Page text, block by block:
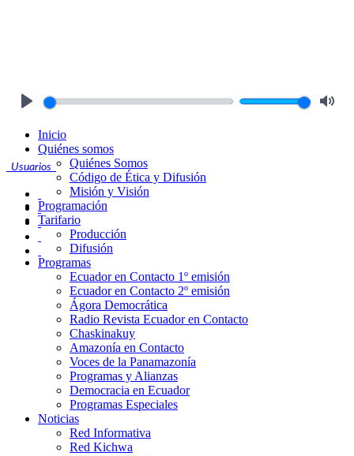
Usuarios
Inicio
Quiénes somos
Quiénes Somos
Código de Ética y Difusión
Misión y Visión
Programación
Tarifario
Producción
Difusión
Programas
Ecuador en Contacto 1º emisión
Ecuador en Contacto 2º emisión
Ágora Democrática
Radio Revista Ecuador en Contacto
Chaskinakuy
Amazonía en Contacto
Voces de la Panamazonía
Programas y Alianzas
Democracia en Ecuador
Programas Especiales
Noticias
Red Informativa
Red Kichwa